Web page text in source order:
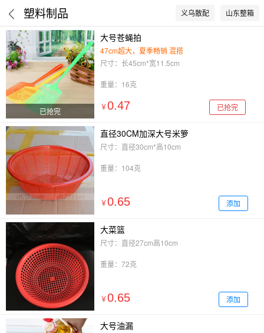
塑料制品 义乌散配 山东整箱
已抢完
大号苍蝇拍
47cm超大，夏季畅销 混搭
尺寸：长45cm*宽11.5cm
重量：16克
￥0.47 已抢完
直径30CM加深大号米箩
尺寸：直径30cm*高10cm
重量：104克
￥0.65 添加
大菜篮
尺寸：直径27cm高10cm
重量：72克
￥0.65 添加
大号油漏